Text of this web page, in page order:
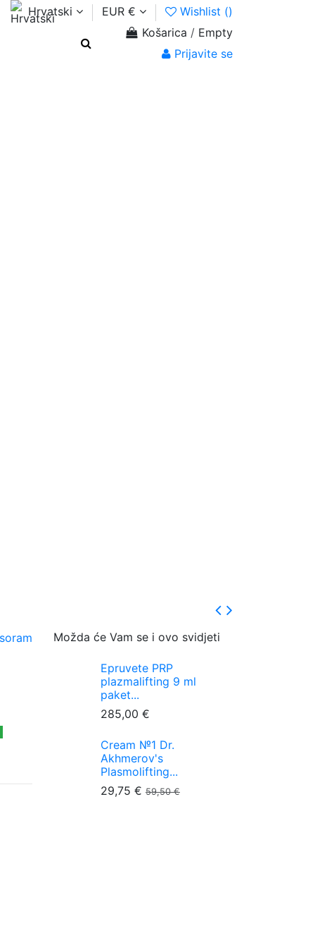
Hrvatski EUR € Wishlist ()
Košarica / Empty
Prijavite se
Možda će Vam se i ovo svidjeti
Epruvete PRP
plazmalifting 9 ml
paket...
285,00 €
Cream №1 Dr.
Akhmerov's
Plasmolifting...
29,75 € 59,50 €